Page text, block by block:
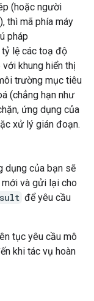
(hoặc người
thì mã phía máy
pháp
tỷ lệ các toạ độ
khung hiển thị
trường mục tiêu
(chẳng hạn như
ứng dụng của
xử lý gián đoạn.
dụng của bạn sẽ
mới và gửi lại cho
để yêu cầu
tục yêu cầu mô
khi tác vụ hoàn